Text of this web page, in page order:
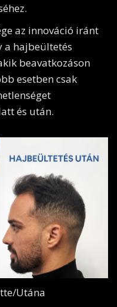
az innováció iránt
a hajbeültetés
beavatkozáson
esetben csak
és után.
Utána